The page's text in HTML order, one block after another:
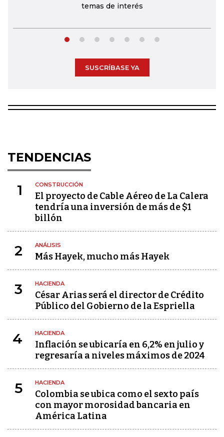
temas de interés
SUSCRÍBASE YA
TENDENCIAS
1 CONSTRUCCIÓN
El proyecto de Cable Aéreo de La Calera
tendría una inversión de más de $1
billón
2 ANÁLISIS
Más Hayek, mucho más Hayek
3 HACIENDA
César Arias será el director de Crédito
Público del Gobierno de la Espriella
4 HACIENDA
Inflación se ubicaría en 6,2% en julio y
regresaría a niveles máximos de 2024
5 HACIENDA
Colombia se ubica como el sexto país
con mayor morosidad bancaria en
América Latina